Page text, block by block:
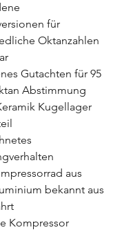
für
Oktanzahlen
Gutachten für 95
Abstimmung
Kugellager
aus
bekannt aus
Kompressor